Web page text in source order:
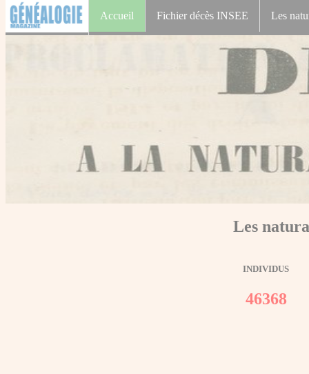
Accueil Fichier décès INSEE Les
Les
INDIVIDUS
46368